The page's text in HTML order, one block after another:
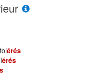
tolérés
érés